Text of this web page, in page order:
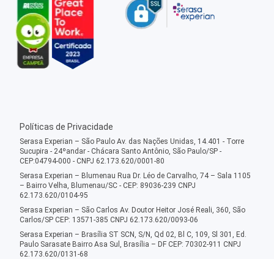
Políticas de Privacidade
Serasa Experian – São Paulo Av. das Nações Unidas, 14.401 - Torre
Sucupira - 24ºandar - Chácara Santo Antônio, São Paulo/SP -
CEP:04794-000 - CNPJ 62.173.620/0001-80
Serasa Experian – Blumenau Rua Dr. Léo de Carvalho, 74 – Sala 1105
– Bairro Velha, Blumenau/SC - CEP: 89036-239 CNPJ
62.173.620/0104-95
Serasa Experian – São Carlos Av. Doutor Heitor José Reali, 360, São
Carlos/SP CEP: 13571-385 CNPJ 62.173.620/0093-06
Serasa Experian – Brasília ST SCN, S/N, Qd 02, Bl C, 109, Sl 301, Ed.
Paulo Sarasate Bairro Asa Sul, Brasília – DF CEP: 70302-911 CNPJ
62.173.620/0131-68